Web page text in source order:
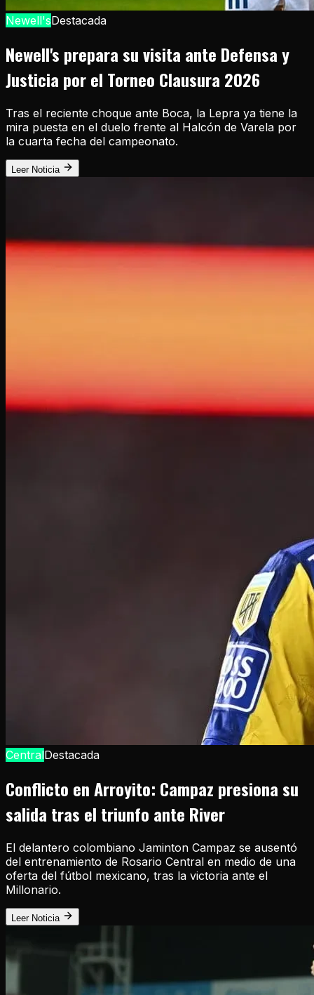
Newell'sDestacada
Newell's prepara su visita ante Defensa y
Justicia por el Torneo Clausura 2026
Tras el reciente choque ante Boca, la Lepra ya tiene la
mira puesta en el duelo frente al Halcón de Varela por
la cuarta fecha del campeonato.
Leer Noticia
CentralDestacada
Conflicto en Arroyito: Campaz presiona su
salida tras el triunfo ante River
El delantero colombiano Jaminton Campaz se ausentó
del entrenamiento de Rosario Central en medio de una
oferta del fútbol mexicano, tras la victoria ante el
Millonario.
Leer Noticia